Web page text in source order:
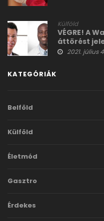
Külföld
VÉGRE! A
áttörést
2021. július
KATEGÓRIÁK
Belföld
Külföld
Életmód
Gasztro
Érdekes